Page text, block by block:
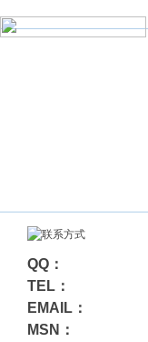
QQ：
TEL：
EMAIL：
MSN：